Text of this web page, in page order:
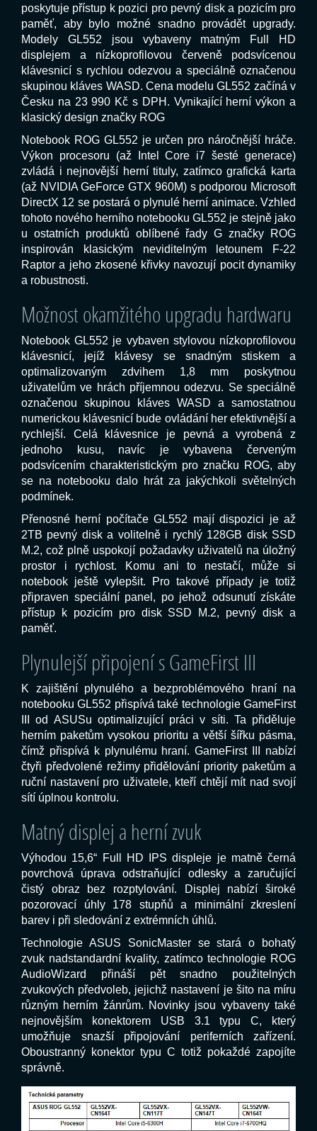
poskytuje přístup k pozici pro pevný disk a pozicím pro
paměť, aby bylo možné snadno provádět upgrady.
Modely GL552 jsou vybaveny matným Full HD
displejem a nízkoprofilovou červeně podsvícenou
klávesnicí s rychlou odezvou a speciálně označenou
skupinou kláves WASD. Cena modelu GL552 začíná v
Česku na 23 990 Kč s DPH. Vynikající herní výkon a
klasický design značky ROG
Notebook ROG GL552 je určen pro náročnější hráče.
Výkon procesoru (až Intel Core i7 šesté generace)
zvládá i nejnovější herní tituly, zatímco grafická karta
(až NVIDIA GeForce GTX 960M) s podporou Microsoft
DirectX 12 se postará o plynulé herní animace. Vzhled
tohoto nového herního notebooku GL552 je stejně jako
u ostatních produktů oblíbené řady G značky ROG
inspirován klasickým neviditelným letounem F-22
Raptor a jeho zkosené křivky navozují pocit dynamiky
a robustnosti.
Možnost okamžitého upgradu hardwaru
Notebook GL552 je vybaven stylovou nízkoprofilovou
klávesnicí, jejíž klávesy se snadným stiskem a
optimalizovaným zdvihem 1,8 mm poskytnou
uživatelům ve hrách příjemnou odezvu. Se speciálně
označenou skupinou kláves WASD a samostatnou
numerickou klávesnicí bude ovládání her efektivnější a
rychlejší. Celá klávesnice je pevná a vyrobená z
jednoho kusu, navíc je vybavena červeným
podsvícením charakteristickým pro značku ROG, aby
se na notebooku dalo hrát za jakýchkoli světelných
podmínek.
Přenosné herní počítače GL552 mají dispozici je až
2TB pevný disk a volitelně i rychlý 128GB disk SSD
M.2, což plně uspokojí požadavky uživatelů na úložný
prostor i rychlost. Komu ani to nestačí, může si
notebook ještě vylepšit. Pro takové případy je totiž
připraven speciální panel, po jehož odsunutí získáte
přístup k pozicím pro disk SSD M.2, pevný disk a
paměť.
Plynulejší připojení s GameFirst III
K zajištění plynulého a bezproblémového hraní na
notebooku GL552 přispívá také technologie GameFirst
III od ASUSu optimalizující práci v síti. Ta přiděluje
herním paketům vysokou prioritu a větší šířku pásma,
čímž přispívá k plynulému hraní. GameFirst III nabízí
čtyři předvolené režimy přidělování priority paketům a
ruční nastavení pro uživatele, kteří chtějí mít nad svojí
sítí úplnou kontrolu.
Matný displej a herní zvuk
Výhodou 15,6“ Full HD IPS displeje je matně černá
povrchová úprava odstraňující odlesky a zaručující
čistý obraz bez rozptylování. Displej nabízí široké
pozorovací úhly 178 stupňů a minimální zkreslení
barev i při sledování z extrémních úhlů.
Technologie ASUS SonicMaster se stará o bohatý
zvuk nadstandardní kvality, zatímco technologie ROG
AudioWizard přináší pět snadno použitelných
zvukových předvoleb, jejichž nastavení je šito na míru
různým herním žánrům. Novinky jsou vybaveny také
nejnovějším konektorem USB 3.1 typu C, který
umožňuje snazší připojování periferních zařízení.
Oboustranný konektor typu C totiž pokaždé zapojíte
správně.